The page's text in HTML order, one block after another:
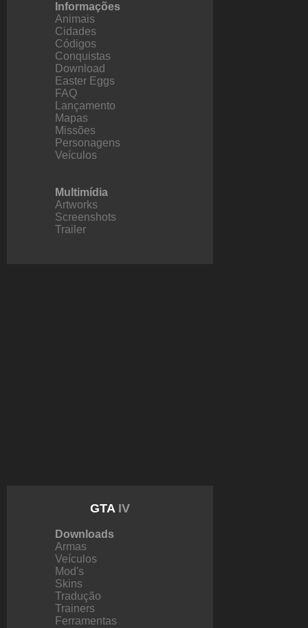
Informações
Animais
Cidades
Códigos
Conquistas
Download
Easter Eggs
FAQ
Lançamento
Mapas
Missões
Personagens
Veículos
Multimídia
Artworks
Screenshots
Trailer
GTA IV
Downloads
Armas
Veículos
Mod's
Skins
Tradução
Trainers
Ferramentas